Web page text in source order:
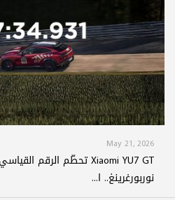
May 21, 2026
نوربورغرينغ.. ا...